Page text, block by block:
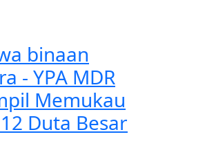
binaan
- YPA MDR
Memukau
Duta Besar